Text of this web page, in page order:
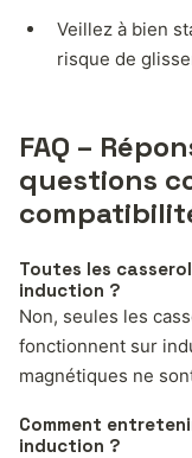
Veillez à bien
risque de
FAQ –
questions
Toutes les
induction ?
Non, seules les
fonctionnent sur
magnétiques ne
Comment
induction ?